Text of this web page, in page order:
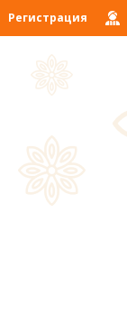
Регистрация